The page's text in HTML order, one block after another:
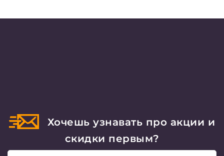
Хочешь узнавать про акции и
скидки первым?